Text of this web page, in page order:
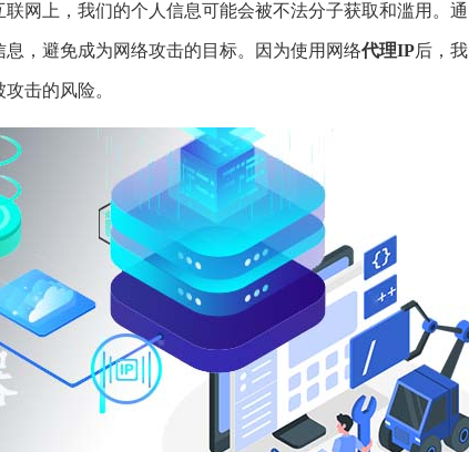
网上，我们的个人信息可能会被不法分子获取和滥用。通
息，避免成为网络攻击的目标。因为使用网络代理IP后，我
击的风险。